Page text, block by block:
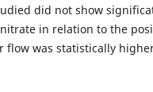
did not show
in relation to the
flow was statistically